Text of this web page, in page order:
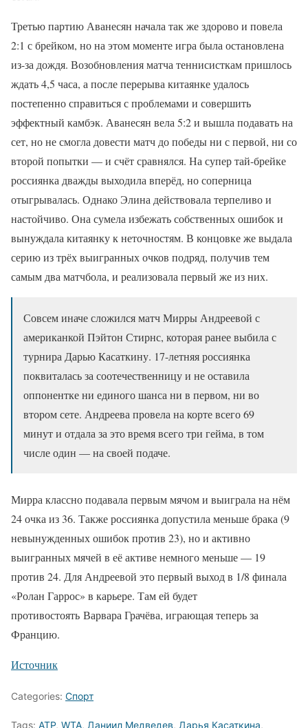
Третью партию Аванесян начала так же здорово и повела
2:1 с брейком, но на этом моменте игра была остановлена
из-за дождя. Возобновления матча теннисисткам пришлось
ждать 4,5 часа, а после перерыва китаянке удалось
постепенно справиться с проблемами и совершить
эффектный камбэк. Аванесян вела 5:2 и вышла подавать на
сет, но не смогла довести матч до победы ни с первой, ни со
второй попытки — и счёт сравнялся. На супер тай-брейке
россиянка дважды выходила вперёд, но соперница
отыгрывалась. Однако Элина действовала терпеливо и
настойчиво. Она сумела избежать собственных ошибок и
вынуждала китаянку к неточностям. В концовке же выдала
серию из трёх выигранных очков подряд, получив тем
самым два матчбола, и реализовала первый же из них.
Совсем иначе сложился матч Мирры Андреевой с
американкой Пэйтон Стирнс, которая ранее выбила с
турнира Дарью Касаткину. 17-летняя россиянка
поквиталась за соотечественницу и не оставила
оппонентке ни единого шанса ни в первом, ни во
втором сете. Андреева провела на корте всего 69
минут и отдала за это время всего три гейма, в том
числе один — на своей подаче.
Мирра классно подавала первым мячом и выиграла на нём
24 очка из 36. Также россиянка допустила меньше брака (9
невынужденных ошибок против 23), но и активно
выигранных мячей в её активе немного меньше — 19
против 24. Для Андреевой это первый выход в 1/8 финала
«Ролан Гаррос» в карьере. Там ей будет
противостоять Варвара Грачёва, играющая теперь за
Францию.
Источник
Categories: Спорт
Tags: ATP, WTA, Даниил Медведев, Дарья Касаткина,